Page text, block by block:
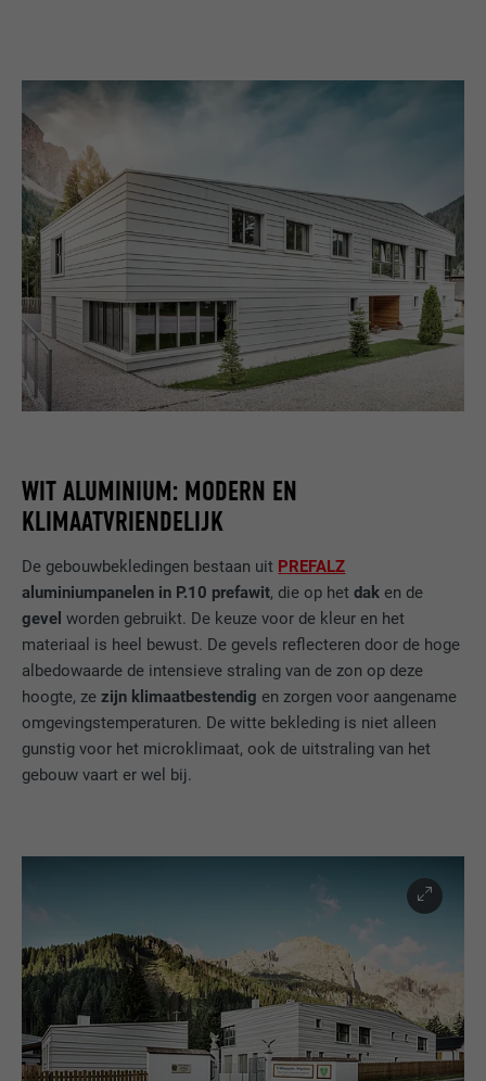
WIT ALUMINIUM: MODERN EN
KLIMAATVRIENDELIJK
De gebouwbekledingen bestaan uit PREFALZ
aluminiumpanelen in P.10 prefawit, die op hetdak en de
gevelworden gebruikt. De keuze voor de kleur en het
materiaal is heel bewust. De gevels reflecteren door de hoge
albedowaarde de intensieve straling van de zon op deze
hoogte, zezijn klimaatbestendig en zorgen voor aangename
omgevingstemperaturen. De witte bekleding is niet alleen
gunstig voor het microklimaat, ook de uitstraling van het
gebouw vaart er wel bij.